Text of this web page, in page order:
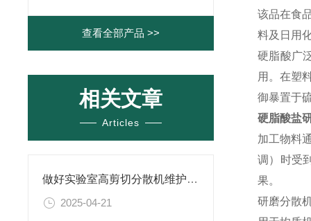
查看全部产品 >>
相关文章
Articles
做好实验室高剪切分散机维护的实用小技巧，别错过！
2025-04-21
该品在食
料及日用
硬脂酸广
用。在塑
御暴置于
硬脂酸盐
加工物料
调）时受
果。
研磨分散